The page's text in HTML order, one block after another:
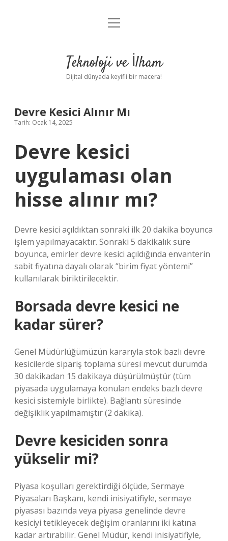
Anasayfa
Yasal Uyarı
menüyü
Teknoloji ve İlham
Dijital dünyada keyifli bir macera!
Devre Kesici Alınır Mı
Tarih: Ocak 14, 2025
Devre kesici
uygulaması olan
hisse alınır mı?
Devre kesici açıldıktan sonraki ilk 20 dakika boyunca
işlem yapılmayacaktır. Sonraki 5 dakikalık süre
boyunca, emirler devre kesici açıldığında envanterin
sabit fiyatına dayalı olarak “birim fiyat yöntemi”
kullanılarak biriktirilecektir.
Borsada devre kesici ne
kadar sürer?
Genel Müdürlüğümüzün kararıyla stok bazlı devre
kesicilerde sipariş toplama süresi mevcut durumda
30 dakikadan 15 dakikaya düşürülmüştür (tüm
piyasada uygulamaya konulan endeks bazlı devre
kesici sistemiyle birlikte). Bağlantı süresinde
değişiklik yapılmamıştır (2 dakika).
Devre kesiciden sonra
yükselir mi?
Piyasa koşulları gerektirdiği ölçüde, Sermaye
Piyasaları Başkanı, kendi inisiyatifiyle, sermaye
piyasası bazında veya piyasa genelinde devre
kesiciyi tetikleyecek değişim oranlarını iki katına
kadar artırabilir. Genel Müdür, kendi inisiyatifiyle,